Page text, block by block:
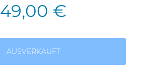
49,00 €
AUSVERKAUFT